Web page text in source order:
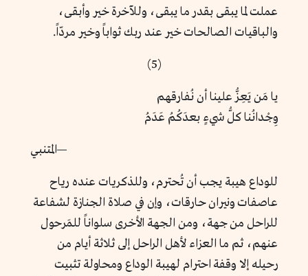
عملت لما يبقى بقدر ما يبقى، وللآخرة خير وأبقى،
والباقيات الصالحات خير عند ربك ثواباً وخير مردّاً.
(5)
يا مَن يَعِزُّ علينا أن نُفارقهم
وِجْدانُنا كلُّ شيءٍ بعدَكُمُ عَدَمُ
—المتنبي
للوداع هيبة يجب أن تُحترم، وللذكريات عنده رياح
عاصفات ونيران حارقات، وإن في صلاة الجنازة لشفاعة
للراحل من جهة، ومن الجهة الأخرى سلواناً للمَرحول
عنهم، ثم ما العزاء لأهل الراحل إلى ثلاثة أيام من
رحيله إلا وقفة احترام لهيبة الوداع ومحاولة تثبيت